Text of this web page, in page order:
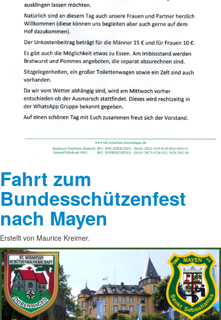
Fahrt zum
Bundesschützenfest
nach Mayen
Erstellt von Maurice Kreimer.